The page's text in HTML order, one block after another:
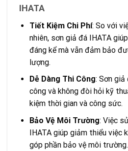
IHATA
Tiết Kiệm Chi Phí: So với
nhiên, sơn giả đá IHATA
đáng kể mà vẫn đảm bảo
lượng.
Dễ Dàng Thi Công: Sơn giả
công và không đòi hỏi kỹ
kiệm thời gian và công sức.
Bảo Vệ Môi Trường: Việc
IHATA giúp giảm thiểu việc
góp phần bảo vệ môi trường.